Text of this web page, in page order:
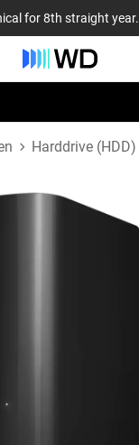
for 8th straight year.
Harddrive (HDD)